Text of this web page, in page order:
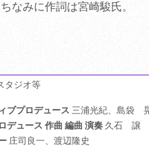
なみに作詞は宮崎駿氏。
タジオ等
ブプロデュース 三浦光紀、島袋
デュース 作曲 編曲 演奏 久石 譲
庄司良一、渡辺隆史